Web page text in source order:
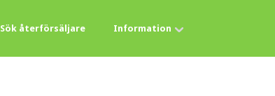
Sök återförsäljare Information